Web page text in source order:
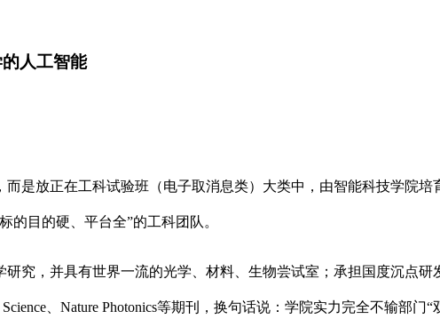
人工智能
放正在工科试验班（电子取消息类）大类中，由智能科技学院培
的目的硬、平台全”的工科团队。
，并具有世界一流的光学、材料、生物尝试室；承担国度沉点研
、Nature Photonics等期刊，换句话说：学院实力完全不输部门“